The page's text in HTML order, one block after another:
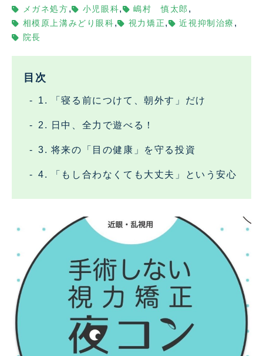
メガネ処方 , 小児眼科, 嶋村 慎太郎 ,
相模原上溝みどり眼科 , 視力矯正 , 近視抑制治療 ,
院長
目次
1. 「寝る前につけて、朝外す」だけ
2. 日中、全力で遊べる！
3. 将来の「目の健康」を守る投資
4. 「もし合わなくても大丈夫」という安心